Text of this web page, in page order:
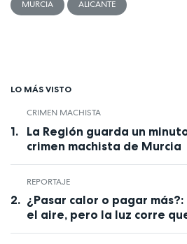
MURCIA ALICANTE
LO MÁS VISTO
CRIMEN MACHISTA
La Región guarda un
crimen machista de Murcia
REPORTAJE
¿Pasar calor o pagar
el aire, pero la luz corre